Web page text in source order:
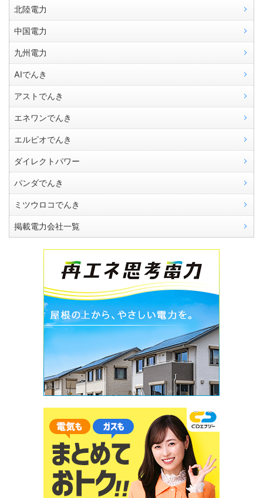
北陸電力
中国電力
九州電力
AIでんき
アストでんき
エネワンでんき
エルピオでんき
ダイレクトパワー
パンダでんき
ミツウロコでんき
掲載電力会社一覧